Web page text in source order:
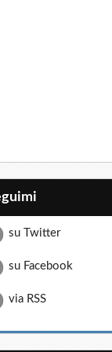
su Twitter
su Facebook
via RSS